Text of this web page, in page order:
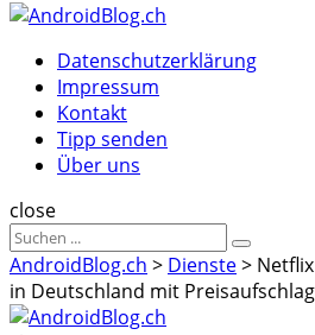
Datenschutzerklärung
Impressum
Kontakt
Tipp senden
Über uns
Suche
close
Sucheergebnisse
für
Suche
AndroidBlog.ch > Dienste>
in Deutschland mit Preisaufschlag